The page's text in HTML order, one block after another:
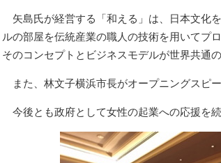
矢島氏が経営する「和える」は、日本文化
ルの部屋を伝統産業の職人の技術を用いてプ
そのコンセプトとビジネスモデルが世界共通
また、林文子横浜市長がオープニングスピ
今後とも政府として女性の起業への応援を